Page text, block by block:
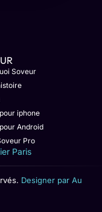
Soveur
iphone
Android
Pro
Paris
Designer par Au